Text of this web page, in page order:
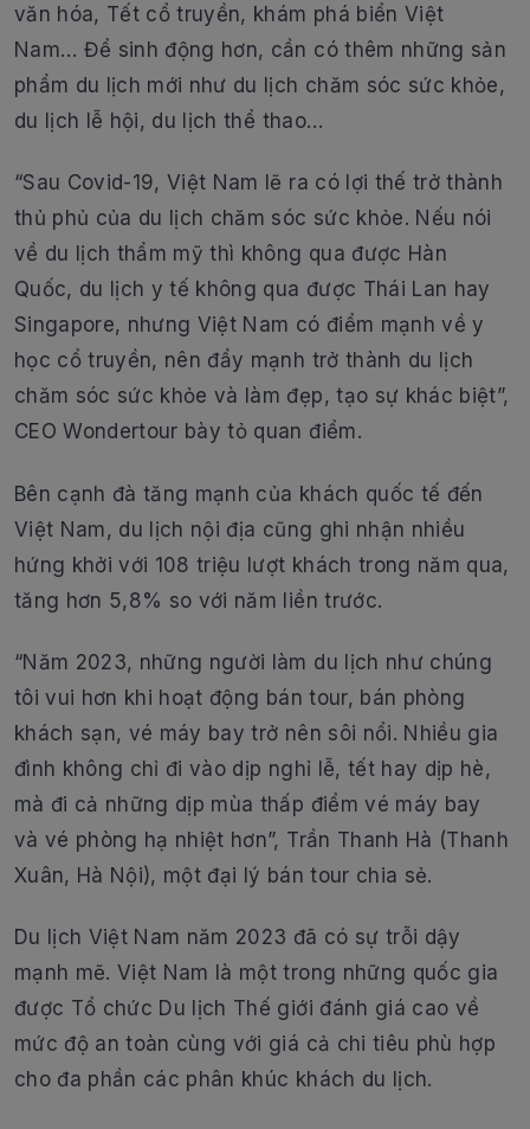
văn hóa, Tết cổ truyền, khám phá biển Việt
Nam… Để sinh động hơn, cần có thêm những sản
phẩm du lịch mới như du lịch chăm sóc sức khỏe,
du lịch lễ hội, du lịch thể thao…
“Sau Covid-19, Việt Nam lẽ ra có lợi thế trở thành
thủ phủ của du lịch chăm sóc sức khỏe. Nếu nói
về du lịch thẩm mỹ thì không qua được Hàn
Quốc, du lịch y tế không qua được Thái Lan hay
Singapore, nhưng Việt Nam có điểm mạnh về y
học cổ truyền, nên đẩy mạnh trở thành du lịch
chăm sóc sức khỏe và làm đẹp, tạo sự khác biệt”,
CEO Wondertour bày tỏ quan điểm.
Bên cạnh đà tăng mạnh của khách quốc tế đến
Việt Nam, du lịch nội địa cũng ghi nhận nhiều
hứng khởi với 108 triệu lượt khách trong năm qua,
tăng hơn 5,8% so với năm liền trước.
“Năm 2023, những người làm du lịch như chúng
tôi vui hơn khi hoạt động bán tour, bán phòng
khách sạn, vé máy bay trở nên sôi nổi. Nhiều gia
đình không chỉ đi vào dịp nghỉ lễ, tết hay dịp hè,
mà đi cả những dịp mùa thấp điểm vé máy bay
và vé phòng hạ nhiệt hơn”, Trần Thanh Hà (Thanh
Xuân, Hà Nội), một đại lý bán tour chia sẻ.
Du lịch Việt Nam năm 2023 đã có sự trỗi dậy
mạnh mẽ. Việt Nam là một trong những quốc gia
được Tổ chức Du lịch Thế giới đánh giá cao về
mức độ an toàn cùng với giá cả chi tiêu phù hợp
cho đa phần các phân khúc khách du lịch.